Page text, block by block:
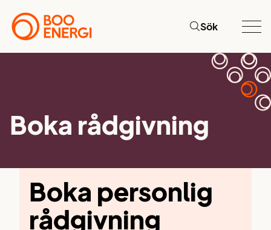
Sök
Boka rådgivning
Boka personlig
rådgivning